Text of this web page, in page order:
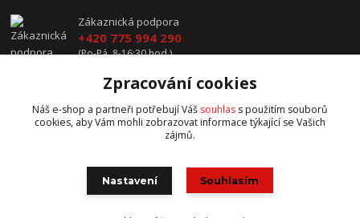
Zákaznická podpora
+420 775 994 290
(Po-Pá, 8-16:30 hod.)
prodej@jawavysocina.cz
Zpracování cookies
Náš e-shop a partneři potřebují Váš souhlas s použitím souborů
cookies, aby Vám mohli zobrazovat informace týkající se Vašich
zájmů.
Nastavení Souhlasím